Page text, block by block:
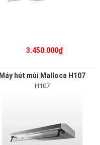
3.450.000₫
Máy hút mùi Malloca H107
H107